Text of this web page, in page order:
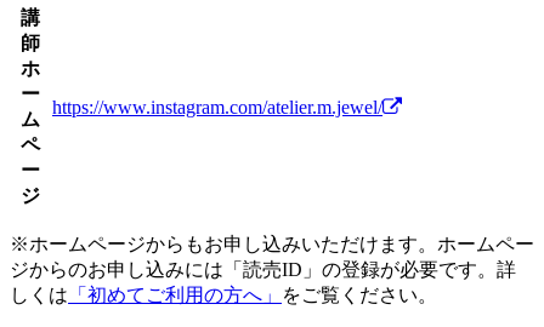
講
師
ホ
ー
ム
ペ
ー
ジ
https://www.instagram.com/atelier.m.jewel/
※ホームページからもお申し込みいただけます。ホームペー
ジからのお申し込みには「読売ID」の登録が必要です。詳
しくは 「初めてご利用の方へ」 をご覧ください。